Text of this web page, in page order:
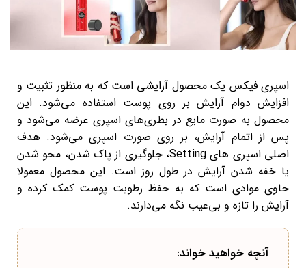
اسپری فیکس یک محصول آرایشی است که به منظور تثبیت و
افزایش دوام آرایش بر روی پوست استفاده می‌شود. این
محصول به صورت مایع در بطری‌های اسپری عرضه می‌شود و
پس از اتمام آرایش، بر روی صورت اسپری می‌شود. هدف
اصلی اسپری های Setting، جلوگیری از پاک شدن، محو شدن
یا خفه شدن آرایش در طول روز است. این محصول معمولا
حاوی موادی است که به حفظ رطوبت پوست کمک کرده و
آرایش را تازه و بی‌عیب نگه می‌دارند.
آنچه خواهید خواند: